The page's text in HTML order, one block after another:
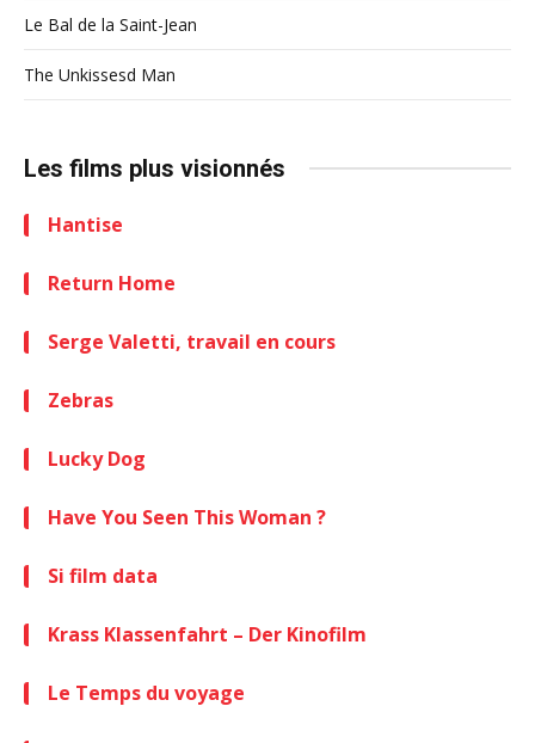
Le Bal de la Saint-Jean
The Unkissesd Man
Les films plus visionnés
Hantise
Return Home
Serge Valetti, travail en cours
Zebras
Lucky Dog
Have You Seen This Woman ?
Si film data
Krass Klassenfahrt – Der Kinofilm
Le Temps du voyage